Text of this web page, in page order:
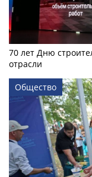
70 лет Дню
отрасли
Общество